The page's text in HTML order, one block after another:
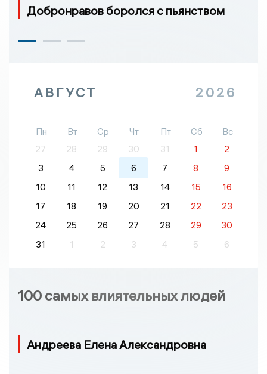
Добронравов боролся с пьянством
АВГУСТ 2026
Пн Вт Ср Чт Пт Сб
Вс
27
28 29 30 31 1
2
3
4 5 6 7 8
9
10
11 12 13 14 15
16
17
18 19 20 21 22
23
24
25 26 27 28 29
30
31
1 2 3 4 5 6
100 самых влиятельных людей
Андреева Елена Александровна